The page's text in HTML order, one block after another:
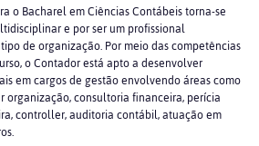
o Bacharel em Ciências Contábeis torna-se
e por ser um profissional
de organização. Por meio das competências
o Contador está apto a desenvolver
em cargos de gestão envolvendo áreas como
consultoria financeira, perícia
controller, auditoria contábil, atuação em